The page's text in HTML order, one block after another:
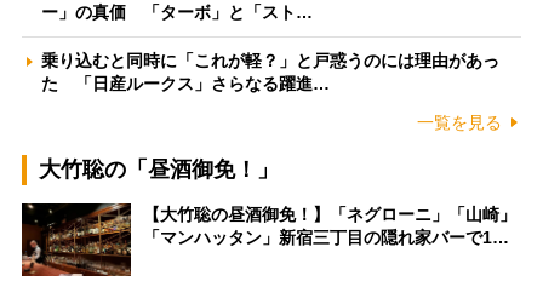
ー」の真価 「ターボ」と「スト…
乗り込むと同時に「これが軽？」と戸惑うのには理由があっ
た 「日産ルークス」さらなる躍進…
一覧を見る
大竹聡の「昼酒御免！」
【大竹聡の昼酒御免！】「ネグローニ」「山崎」
「マンハッタン」新宿三丁目の隠れ家バーで1…